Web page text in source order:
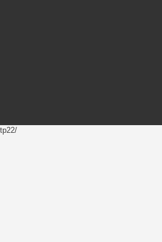
tp22/